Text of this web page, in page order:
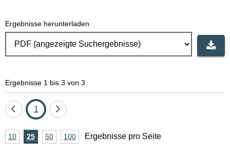
Ergebnisse herunterladen
Ergebnisse 1 bis 3 von 3
Eine
zurück
Seite
1
Eine
vor
A10Ergebnisse
25Ergebnisse
50Ergebnisse
100Ergebnisse
Ergebnisse pro Seite